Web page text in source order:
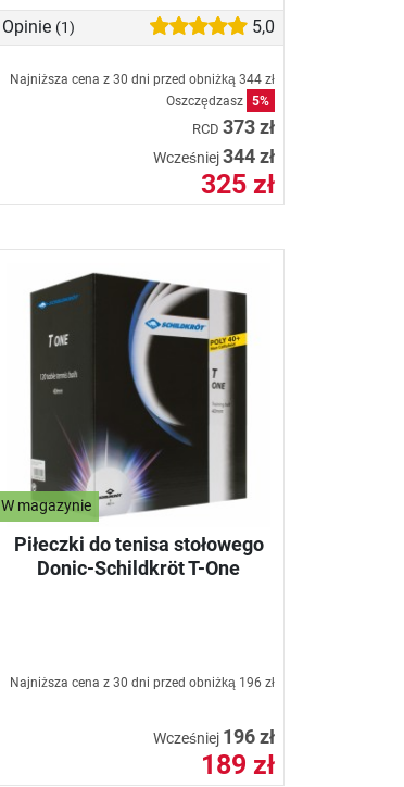
Opinie (1) 5,0
Najniższa cena z 30 dni przed obniżką 344 zł
Oszczędzasz 5%
RCD 373 zł
Wcześniej344 zł
325 zł
W magazynie
Piłeczki do tenisa stołowego
Donic-Schildkröt T-One
Najniższa cena z 30 dni przed obniżką 196 zł
Wcześniej 196 zł
189 zł